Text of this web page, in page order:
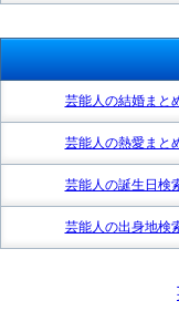
芸能人の結婚まと
芸能人の熱愛まと
芸能人の誕生日検
芸能人の出身地検